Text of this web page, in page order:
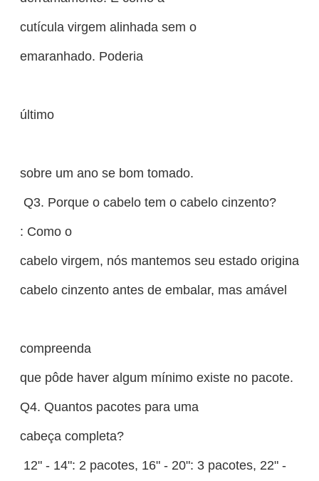
cutícula virgem alinhada sem o
emaranhado. Poderia
último
sobre um ano se bom tomado.
Q3. Porque o cabelo tem o cabelo cinzento?
: Como o
cabelo virgem, nós mantemos seu estado original.
cabelo cinzento antes de embalar, mas amável
compreenda
que pôde haver algum mínimo existe no pacote.
Q4. Quantos pacotes para uma
cabeça completa?
12" - 14": 2 pacotes, 16" - 20": 3 pacotes, 22" -